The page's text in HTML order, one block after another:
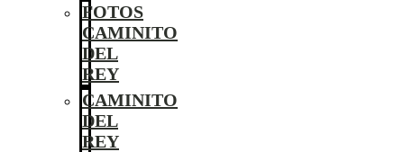
FOTOS
CAMINITO
DEL
REY
CAMINITO
DEL
REY